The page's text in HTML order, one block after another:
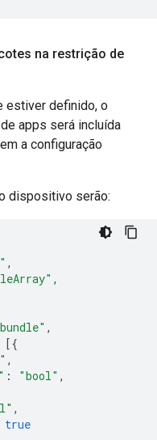
na restrição de
estiver definido, o
apps será incluída
a configuração
dispositivo serão:
,
,
,
[{
,
: "bool" ,
,
true